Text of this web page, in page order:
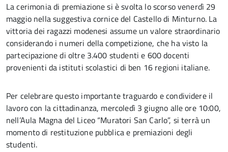
La cerimonia di premiazione si è svolta lo scorso venerdì 29
maggio nella suggestiva cornice del Castello di Minturno. La
vittoria dei ragazzi modenesi assume un valore straordinario
considerando i numeri della competizione, che ha visto la
partecipazione di oltre 3.400 studenti e 600 docenti
provenienti da istituti scolastici di ben 16 regioni italiane.
Per celebrare questo importante traguardo e condividere il
lavoro con la cittadinanza, mercoledì 3 giugno alle ore 10:00,
nell’Aula Magna del Liceo “Muratori San Carlo”, si terrà un
momento di restituzione pubblica e premiazioni degli
studenti.